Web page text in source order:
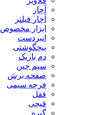
آچار
آچار فیلتر
ابزار مخصوص
انبردست
پیچگوشتی
دم باریک
سیم چین
صفحه برش
فرچه سیمی
ففل
قیچی
گیره